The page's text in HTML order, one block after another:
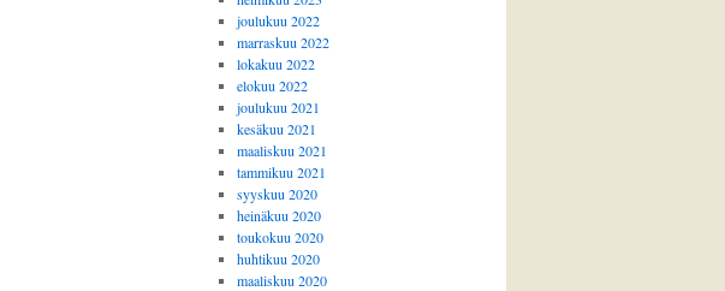
joulukuu 2022
marraskuu 2022
lokakuu 2022
elokuu 2022
joulukuu 2021
kesäkuu 2021
maaliskuu 2021
tammikuu 2021
syyskuu 2020
heinäkuu 2020
toukokuu 2020
huhtikuu 2020
maaliskuu 2020